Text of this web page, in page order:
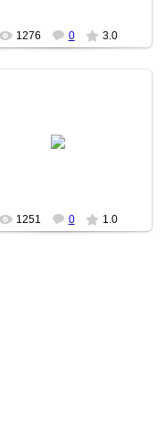
1276 0 3.0
1251 0 1.0